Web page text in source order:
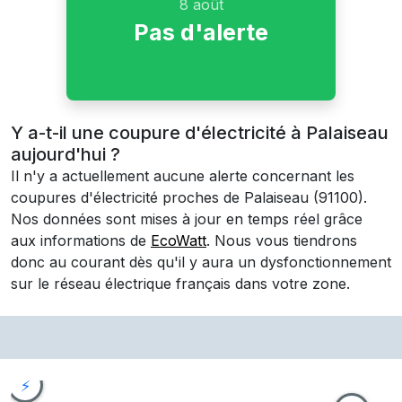
8 août
Pas d'alerte
Y a-t-il une coupure d'électricité à Palaiseau
aujourd'hui ?
Il n'y a actuellement aucune alerte concernant les
coupures d'électricité proches de Palaiseau (91100).
Nos données sont mises à jour en temps réel grâce
aux informations de EcoWatt. Nous vous tiendrons
donc au courant dès qu'il y aura un dysfonctionnement
sur le réseau électrique français dans votre zone.
⚡